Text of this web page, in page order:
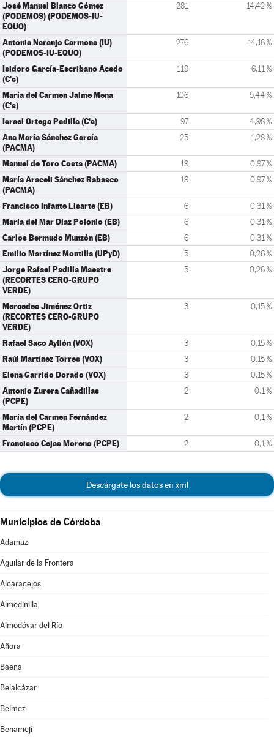
José Manuel Blanco Gómez
(PODEMOS) (PODEMOS-IU-
EQUO)
281 14,42 %
Antonia Naranjo Carmona (IU)
(PODEMOS-IU-EQUO)
276 14,16 %
Isidoro García-Escribano Acedo
(C's)
119 6,11 %
María del Carmen Jaime Mena
(C's)
106 5,44 %
Israel Ortega Padilla (C's) 97 4,98 %
Ana María Sánchez García
(PACMA)
25 1,28 %
Manuel de Toro Costa (PACMA) 19 0,97 %
María Araceli Sánchez Rabasco
(PACMA)
19 0,97 %
Francisco Infante Lisarte (EB) 6 0,31 %
María del Mar Díaz Polonio (EB) 6 0,31 %
Carlos Bermudo Munzón (EB) 6 0,31 %
Emilio Martínez Montilla (UPyD) 5 0,26 %
Jorge Rafael Padilla Maestre
(RECORTES CERO-GRUPO
VERDE)
5 0,26 %
Mercedes Jiménez Ortiz
(RECORTES CERO-GRUPO
VERDE)
3 0,15 %
Rafael Saco Ayllón (VOX) 3 0,15 %
Raúl Martínez Torres (VOX) 3 0,15 %
Elena Garrido Dorado (VOX) 3 0,15 %
Antonio Zurera Cañadillas
(PCPE)
2 0,1 %
María del Carmen Fernández
Martín (PCPE)
2 0,1 %
Francisco Cejas Moreno (PCPE) 2 0,1 %
Descárgate los datos en xml
Municipios de Córdoba
Adamuz
Aguilar de la Frontera
Alcaracejos
Almedinilla
Almodóvar del Río
Añora
Baena
Belalcázar
Belmez
Benamejí